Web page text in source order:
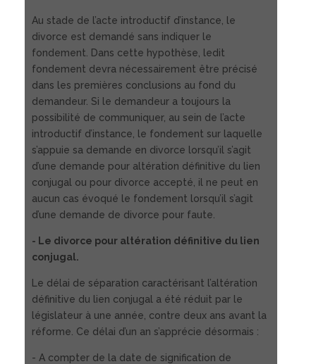
Au stade de l’acte introductif d’instance, le
divorce est demandé sans indiquer le
fondement. Dans cette hypothèse, ledit
fondement devra nécessairement être précisé
dans les premières conclusions au fond du
demandeur. Si le demandeur a toujours la
possibilité de communiquer, au sein de l’acte
introductif d’instance, le fondement sur laquelle
s’appuie sa demande en divorce lorsqu’il s’agit
d’une demande pour altération définitive du lien
conjugal ou pour divorce accepté, il ne peut en
aucun cas évoqué le fondement lorsqu’il s’agit
d’une demande de divorce pour faute.
- Le divorce pour altération définitive du lien
conjugal.
Le délai de séparation caractérisant l’altération
définitive du lien conjugal a été réduit par le
législateur à une année, contre deux ans avant la
réforme. Ce délai d’un an s’apprécie désormais :
- A compter de la date de signification de